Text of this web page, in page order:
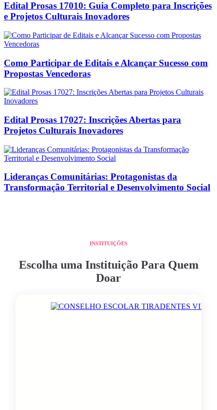
Edital Prosas 17010: Guia Completo para Inscrições
e Projetos Culturais Inovadores
Como Participar de Editais e Alcançar Sucesso com
Propostas Vencedoras
Edital Prosas 17027: Inscrições Abertas para
Projetos Culturais Inovadores
Lideranças Comunitárias: Protagonistas da
Transformação Territorial e Desenvolvimento Social
INSTITUIÇÕES
Escolha uma Instituição Para Quem
Doar